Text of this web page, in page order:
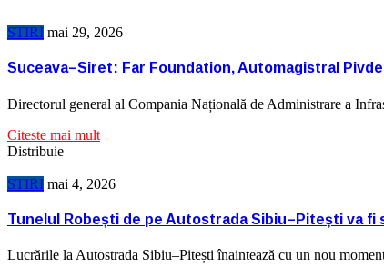
STIRI mai 29, 2026
Suceava–Siret: Far Foundation, Automagistral
Directorul general al Compania Națională de Administrare a
Citeste mai mult
Distribuie
STIRI mai 4, 2026
Tunelul Robești de pe Autostrada Sibiu–Pitești va fi
Lucrările la Autostrada Sibiu–Pitești înaintează cu un nou